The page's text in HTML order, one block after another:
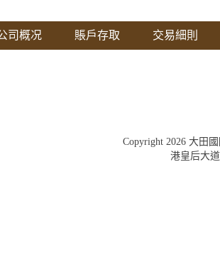
或進行運算所
責。上文不得
司概况 賬戶存取 交易細則
Copyright 2026 大田
港皇后大